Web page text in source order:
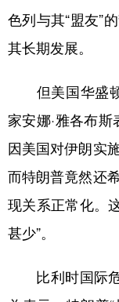
色列与其“盟友”
其长期发展。
但美国华盛顿
家安娜·雅各布
因美国对伊朗实
而特朗普竟然还
现关系正常化。
甚少”。
比利时国际危